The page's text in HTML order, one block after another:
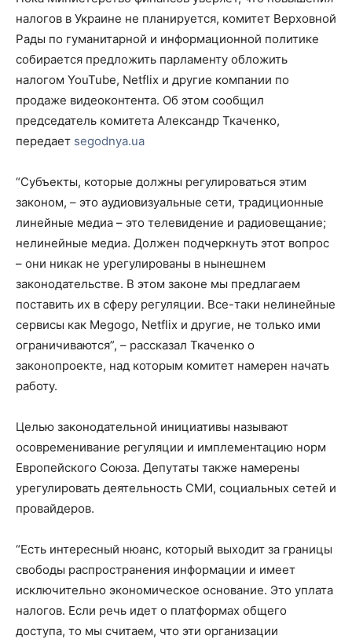
налогов в Украине не планируется, комитет Верховной
Рады по гуманитарной и информационной политике
собирается предложить парламенту обложить
налогом YouTube, Netflix и другие компании по
продаже видеоконтента. Об этом сообщил
председатель комитета Александр Ткаченко,
передает segodnya.ua
“Субъекты, которые должны регулироваться этим
законом, – это аудиовизуальные сети, традиционные
линейные медиа – это телевидение и радиовещание;
нелинейные медиа. Должен подчеркнуть этот вопрос
– они никак не урегулированы в нынешнем
законодательстве. В этом законе мы предлагаем
поставить их в сферу регуляции. Все-таки нелинейные
сервисы как Megogo, Netflix и другие, не только ими
ограничиваются”, – рассказал Ткаченко о
законопроекте, над которым комитет намерен начать
работу.
Целью законодательной инициативы называют
осовременивание регуляции и имплементацию норм
Европейского Союза. Депутаты также намерены
урегулировать деятельность СМИ, социальных сетей и
провайдеров.
“Есть интересный нюанс, который выходит за границы
свободы распространения информации и имеет
исключительно экономическое основание. Это уплата
налогов. Если речь идет о платформах общего
доступа, то мы считаем, что эти организации